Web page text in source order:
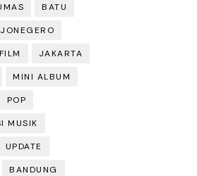
BATU
FILM JAKARTA
MINI ALBUM
POP
MUSIK
UPDATE
BANDUNG